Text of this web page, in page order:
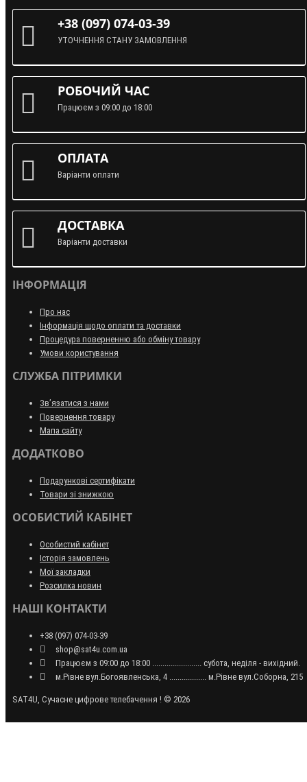
+38 (097) 074-03-39
УТОЧНЕННЯ СТАНУ ЗАМОВЛЕННЯ
РОБОЧИЙ ЧАС
Працюєм з 09:00 до 18:00
ОПЛАТА
Варіанти оплати
ДОСТАВКА
Варіанти доставки
ІНФОРМАЦІЯ
Про нас
Інформація щодо оплати та доставки
Процедура поверненню або обміну товару
Умови користування
СЛУЖБА ПІТРИМКИ
Зв’язатися з нами
Повернення товару
Мапа сайту
ДОДАТКОВО
Подарункові сертифікати
Товари зі знижкою
ОСОБИСТИЙ КАБІНЕТ
Особистий кабінет
Історія замовлень
Мої закладки
Розсилка новин
НАШІ КОНТАКТИ
+38 (097) 074-03-39
shop@sat4u.com.ua
Працюєм з 09:00 до 18:00 ........................ субота, неділя - вихідний.
м.Рівне вул.Богоявленська, 4 .................. м.Рівне вул.Соборна, 215
SAT4U, Сучасне цифрове телебачення ! © 2026